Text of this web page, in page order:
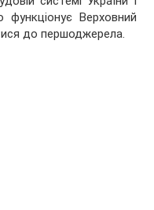
функціонує Верховний
до першоджерела.